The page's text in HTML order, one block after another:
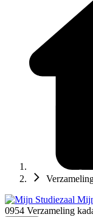
0954 Verzameling